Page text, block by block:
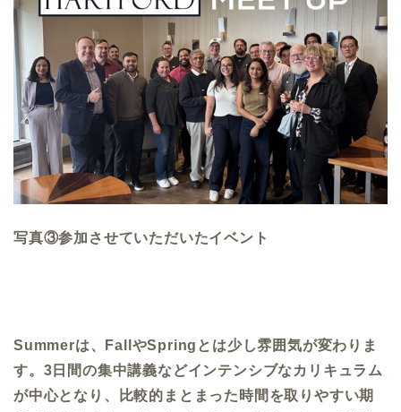
写真③参加させていただいたイベント
Summerは、 Fall やSpring とは少し雰囲気が変わりま
す。 3 日間の集中講義などインテンシブなカリキュラム
が中心となり、比較的まとまった時間を取りやすい期